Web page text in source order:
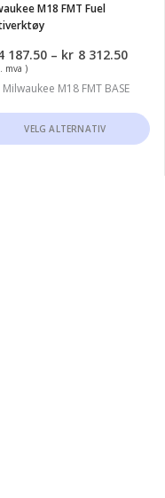
M18 FMT Fuel
187.50 – kr 8 312.50
187.50
kr8
312.50
mva )
M18 FMT BASE
VELG ALTERNATIV